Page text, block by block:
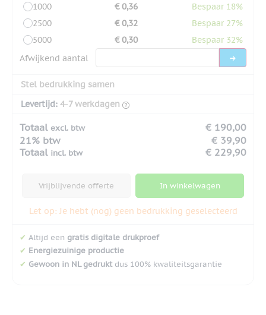
1000
€ 0,36
Bespaar 18%
2500
€ 0,32
Bespaar 27%
5000
€ 0,30
Bespaar 32%
Afwijkend aantal
Stel bedrukking samen
Levertijd: 4-7 werkdagen
Totaal excl. btw
€ 190,00
21% btw
€ 39,90
Totaal incl. btw € 229,90
Vrijblijvende offerte In winkelwagen
Let op: Je hebt (nog) geen bedrukking geselecteerd
✔ Altijd een gratis digitale drukproef
✔ Energiezuinige productie
✔ Gewoon in NL gedruktdus 100% kwaliteitsgarantie